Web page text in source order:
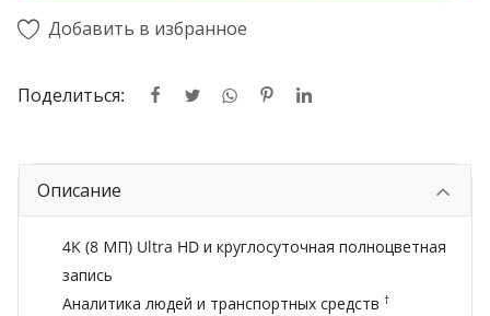
Добавить в избранное
Поделиться:
Описание
4K (8 МП) Ultra HD и круглосуточная полноцветная
запись
Аналитика людей и транспортных средств †